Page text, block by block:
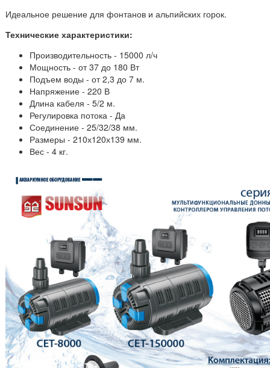
Идеальное решение для фонтанов и альпийских горок.
Технические характеристики:
Производительность - 15000 л/ч
Мощность - от 37 до 180 Вт
Подъем воды - от 2,3 до 7 м.
Напряжение - 220 В
Длина кабеля - 5/2 м.
Регулировка потока - Да
Соединение - 25/32/38 мм.
Размеры - 210х120х139 мм.
Вес - 4 кг.